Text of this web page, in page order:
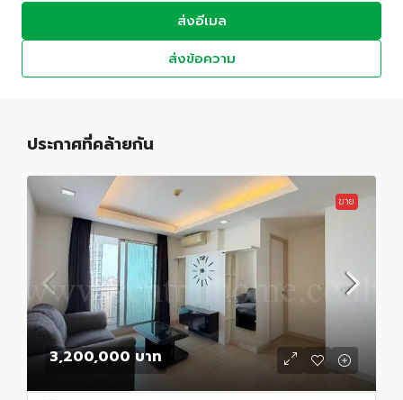
ส่งอีเมล
ส่งข้อความ
ประกาศที่คล้ายกัน
ขาย
3,200,000 บาท